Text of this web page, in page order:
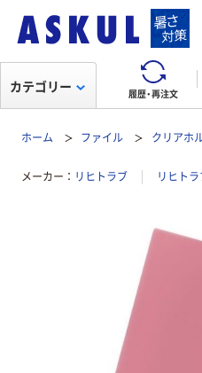
履歴・再注文
カテゴリー
ホーム ファイル クリアホ
メーカー リヒトラブ リヒト